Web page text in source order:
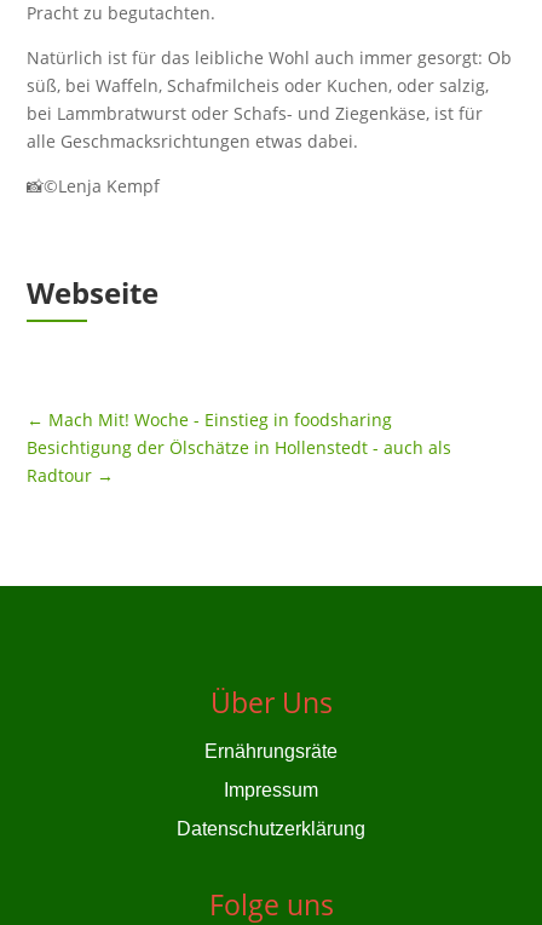
Pracht zu begutachten.
Natürlich ist für das leibliche Wohl auch immer gesorgt: Ob
süß, bei Waffeln, Schafmilcheis oder Kuchen, oder salzig,
bei Lammbratwurst oder Schafs- und Ziegenkäse, ist für
alle Geschmacksrichtungen etwas dabei.
📸©Lenja Kempf
Webseite
← Mach Mit! Woche - Einstieg in foodsharing
Besichtigung der Ölschätze in Hollenstedt - auch als
Radtour →
Über Uns
Ernährungsräte
Impressum
Datenschutzerklärung
Folge uns